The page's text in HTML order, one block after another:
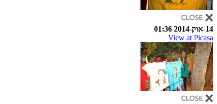
14-אוק-2014 01:36
View at Picasa